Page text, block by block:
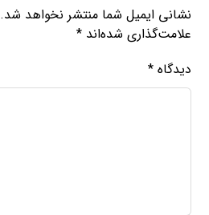
نشانی ایمیل شما منتشر نخواهد شد.
علامت‌گذاری شده‌اند*
دیدگاه*